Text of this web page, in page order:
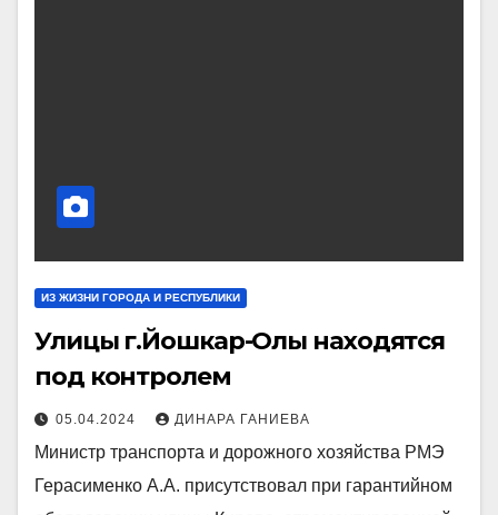
ИЗ ЖИЗНИ ГОРОДА И РЕСПУБЛИКИ
Улицы г.Йошкар-Олы находятся
под контролем
05.04.2024 ДИНАРА ГАНИЕВА
Министр транспорта и дорожного хозяйства РМЭ
Герасименко А.А. присутствовал при гарантийном